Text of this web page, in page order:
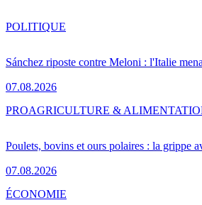
Sánchez riposte contre Meloni : l'Italie
07.08.2026
POLITIQUE
Poulets, bovins et ours polaires : la grippe
07.08.2026
PROAGRICULTURE &
ÉCONOMIE